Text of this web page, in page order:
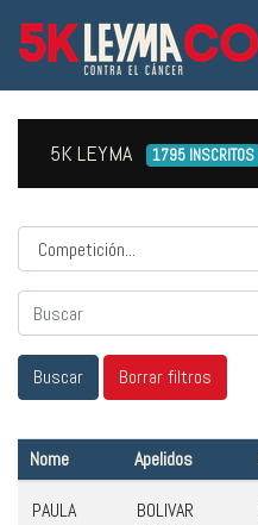
5K LEYMA 1795 INSCRITOS
Competicion
Nome Apelidos
PAULA
BOLIVAR